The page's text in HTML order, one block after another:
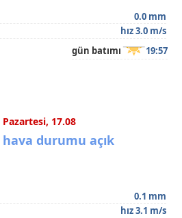
0.0 mm
hız 3.0 m/s
gün batımı 19:57
Pazartesi, 17.08
hava durumu açık
0.1 mm
hız 3.1 m/s